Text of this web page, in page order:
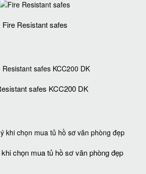
Fire Resistant safes
safes KCC200 DK
chọn mua tủ hồ sơ văn phòng đẹp